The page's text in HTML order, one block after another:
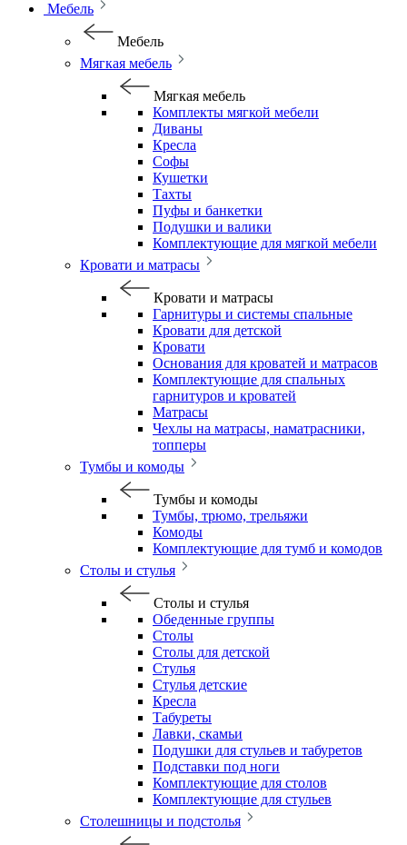
Мебель
Мебель
Мягкая мебель
Мягкая мебель
Комплекты мягкой мебели
Диваны
Кресла
Софы
Кушетки
Тахты
Пуфы и банкетки
Подушки и валики
Комплектующие для мягкой мебели
Кровати и матрасы
Кровати и матрасы
Гарнитуры и системы спальные
Кровати для детской
Кровати
Основания для кроватей и матрасов
Комплектующие для спальных
гарнитуров и кроватей
Матрасы
Чехлы на матрасы, наматрасники,
топперы
Тумбы и комоды
Тумбы и комоды
Тумбы, трюмо, трельяжи
Комоды
Комплектующие для тумб и комодов
Столы и стулья
Столы и стулья
Обеденные группы
Столы
Столы для детской
Стулья
Стулья детские
Кресла
Табуреты
Лавки, скамьи
Подушки для стульев и табуретов
Подставки под ноги
Комплектующие для столов
Комплектующие для стульев
Столешницы и подстолья